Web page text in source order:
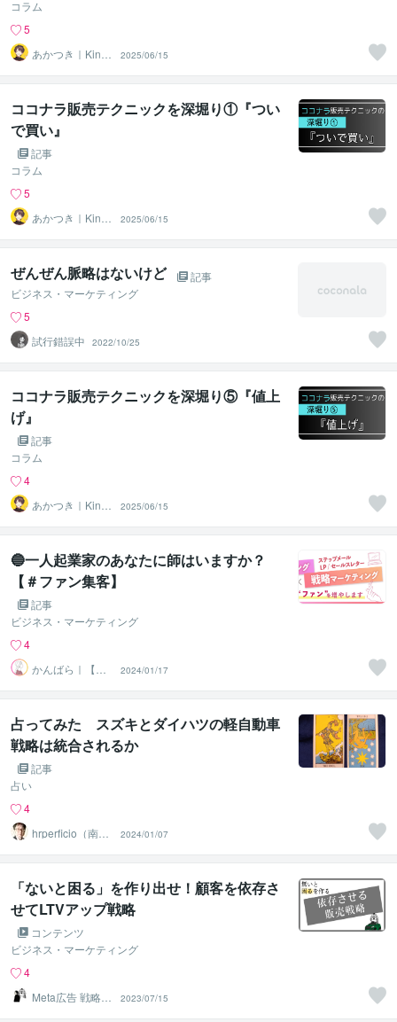
コラム
5
あかつき｜Kindl
e本出版中
2025/06/15
ココナラ販売テクニックを深堀り①『つい
で買い』
記事
コラム
5
あかつき｜Kindl
e本出版中
2025/06/15
ぜんぜん脈略はないけど
記事
ビジネス・マーケティング
5
試行錯誤中
2022/10/25
ココナラ販売テクニックを深堀り⑤『値上
げ』
記事
コラム
4
あかつき｜Kindl
e本出版中
2025/06/15
🔵一人起業家のあなたに師はいますか？
【＃ファン集客】
記事
ビジネス・マーケティング
4
かんばら｜【フ
ァン集客】戦略
のプロ
2024/01/17
占ってみた スズキとダイハツの軽自動車
戦略は統合されるか
記事
占い
4
hrperficio（南仙
台の父）
2024/01/07
「ないと困る」を作り出せ！顧客を依存さ
せてLTVアップ戦略
コンテンツ
ビジネス・マーケティング
4
Meta広告 戦略マ
ーケター しぃ～
ま
2023/07/15